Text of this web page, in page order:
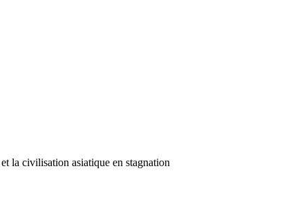
la civilisation asiatique en stagnation